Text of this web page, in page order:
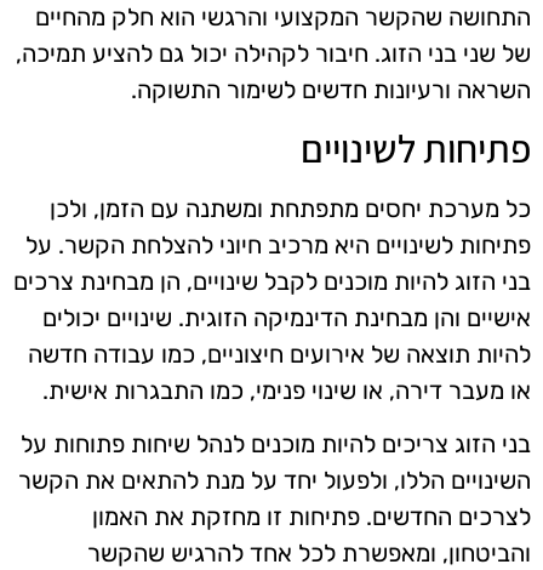
התחושה שהקשר המקצועי והרגשי הוא חלק מהחיים
של שני בני הזוג. חיבור לקהילה יכול גם להציע תמיכה,
השראה ורעיונות חדשים לשימור התשוקה.
פתיחות לשינויים
כל מערכת יחסים מתפתחת ומשתנה עם הזמן, ולכן
פתיחות לשינויים היא מרכיב חיוני להצלחת הקשר. על
בני הזוג להיות מוכנים לקבל שינויים, הן מבחינת צרכים
אישיים והן מבחינת הדינמיקה הזוגית. שינויים יכולים
להיות תוצאה של אירועים חיצוניים, כמו עבודה חדשה
או מעבר דירה, או שינוי פנימי, כמו התבגרות אישית.
בני הזוג צריכים להיות מוכנים לנהל שיחות פתוחות על
השינויים הללו, ולפעול יחד על מנת להתאים את הקשר
לצרכים החדשים. פתיחות זו מחזקת את האמון
והביטחון, ומאפשרת לכל אחד להרגיש שהקשר